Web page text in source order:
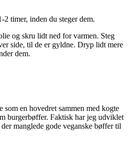
timer, inden du steger dem.
og skru lidt ned for varmen. Steg
side, til de er gyldne. Dryp lidt mere
dem.
som en hovedret sammen med kogte
burgerbøffer. Faktisk har jeg udviklet
manglede gode veganske bøffer til